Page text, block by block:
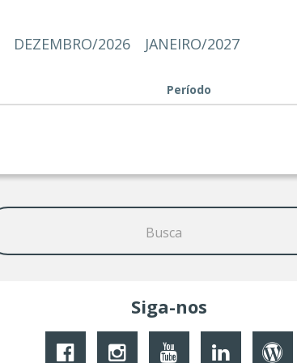
DEZEMBRO/2026 JANEIRO/2027
Período
Busca
Siga-nos